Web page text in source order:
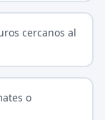
cercanos al
o